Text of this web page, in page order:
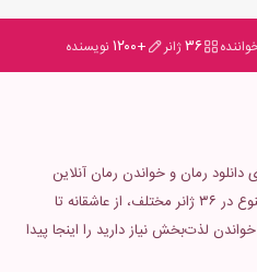
۳۶ژانر +۱۲۰۰ نویسنده
دانلود رمان و خواندن رمان آنلاین
ایرانی است. با بیش از ۲۵۰۰ رمان متنوع در ۳۶ ژانر مختلف، از عاشقانه تا
لذت‌بخش نیاز دارید را اینجا پیدا